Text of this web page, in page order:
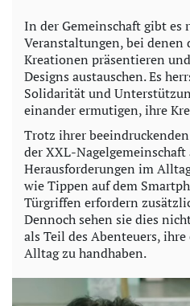
In der Gemeinschaft gibt es
Veranstaltungen, bei denen
Kreationen präsentieren
Designs austauschen. Es
Solidarität und
einander ermutigen, ihre
Trotz ihrer
der XXL-Nagelgemeinschaft
Herausforderungen im
wie Tippen auf dem
Türgriffen erfordern
Dennoch sehen sie dies
als Teil des Abenteuers,
Alltag zu handhaben.